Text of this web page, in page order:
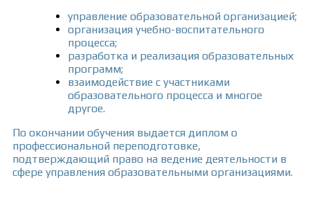
управление образовательной организацией;
организация учебно-воспитательного
процесса;
разработка и реализация образовательных
программ;
взаимодействие с участниками
образовательного процесса и многое
другое.
По окончании обучения выдается диплом о
профессиональной переподготовке,
подтверждающий право на ведение деятельности в
сфере управления образовательными организациями.